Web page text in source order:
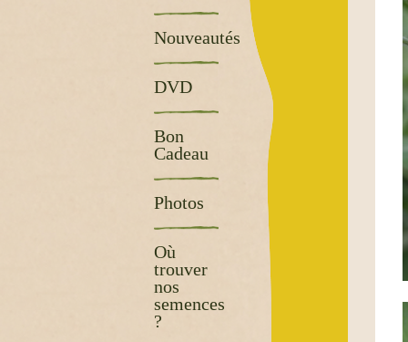
Nouveautés
DVD
Bon
Cadeau
Photos
Où
trouver
nos
semences
?